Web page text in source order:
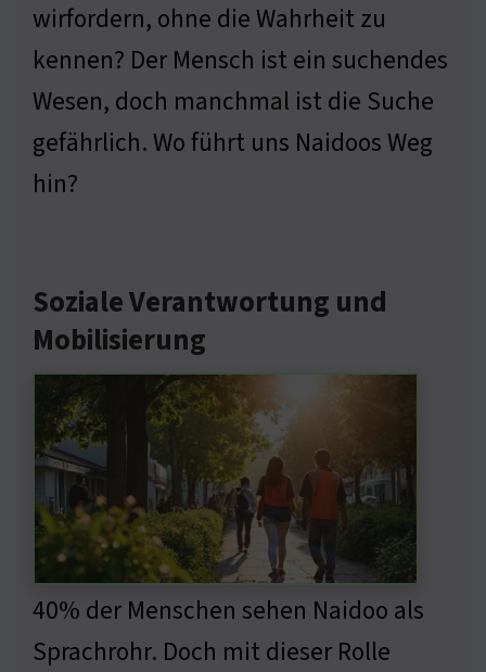
wirfordern, ohne die Wahrheit zu
kennen? Der Mensch ist ein suchendes
Wesen, doch manchmal ist die Suche
gefährlich. Wo führt uns Naidoos Weg
hin?
Soziale Verantwortung und
Mobilisierung
40% der Menschen sehen Naidoo als
Sprachrohr. Doch mit dieser Rolle